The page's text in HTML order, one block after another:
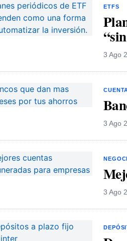
ETFS
3 Ago
3 Ago
3 Ago